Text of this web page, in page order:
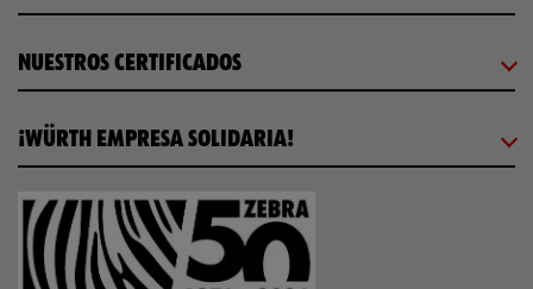
NUESTROS CERTIFICADOS
¡WÜRTH EMPRESA SOLIDARIA!